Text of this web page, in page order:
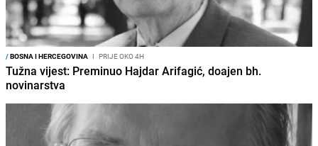
/BOSNA I HERCEGOVINA I PRIJE OKO 4H
Tužna vijest: Preminuo Hajdar Arifagić, doajen bh.
novinarstva